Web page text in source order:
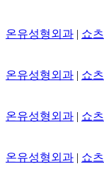
온유성형외과 | 쇼츠
온유성형외과 | 쇼츠
온유성형외과 | 쇼츠
온유성형외과 | 쇼츠